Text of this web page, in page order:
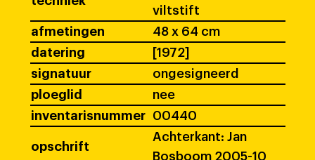
viltstift
afmetingen
48 x 64 cm
datering
[1972]
signatuur
ongesigneerd
ploeglid
nee
inventarisnummer
00440
opschrift
Achterkant: Jan
Bosboom 2005-10